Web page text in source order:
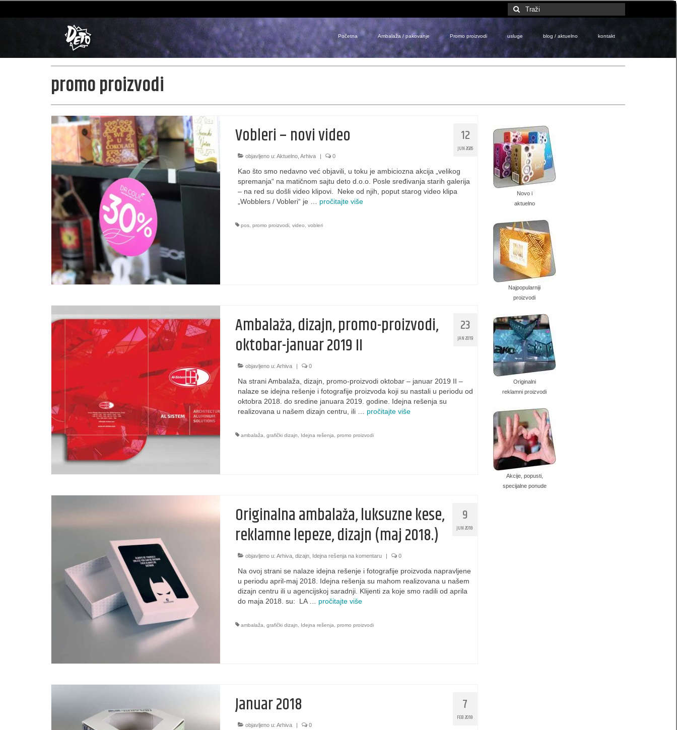
Search
for:
Početna Ambalaža / pakovanje Promo proizvodi usluge blog / aktuelno kontakt
promo proizvodi
12
JUN 2026
Vobleri – novi video
objavljeno u: Aktuelno, Arhiva | 0
Kao što smo nedavno već objavili, u toku je ambiciozna akcija „velikog
spremanja“ na matičnom sajtu deto d.o.o. Posle sređivanja starih galerija
– na red su došli video klipovi. Neke od njih, poput starog video klipa
„Wobblers / Vobleri“ je … pročitajte više
pos, promo proizvodi, video vobleri
23
JAN 2019
Ambalaža, dizajn, promo-proizvodi,
oktobar-januar 2019 II
objavljeno u: Arhiva | 0
Na strani Ambalaža, dizajn, promo-proizvodi oktobar – januar 2019 II –
nalaze se idejna rešenje i fotografije proizvoda koji su nastali u periodu od
oktobra 2018. do sredine januara 2019. godine. Idejna rešenja su
realizovana u našem dizajn centru, ili … pročitajte više
ambalaža grafički dizajn Idejna rešenja promo proizvodi
9
JUN 2018
Originalna ambalaža, luksuzne kese,
reklamne lepeze, dizajn (maj 2018.)
objavljeno u: Arhiva, dizajn, Idejna rešenja na komentaru | 0
Na ovoj strani se nalaze idejna rešenje i fotografije proizvoda napravljene
u periodu april-maj 2018. Idejna rešenja su mahom realizovana u našem
dizajn centru ili u agencijskoj saradnji. Klijenti za koje smo radili od aprila
do maja 2018. su: LA … pročitajte više
ambalaža grafički dizajn Idejna rešenja promo proizvodi
7
FEB 2018
Januar 2018
objavljeno u: Arhiva 0
Novo i
aktuelno
Najpopularniji
proizvodi
Originalni
reklamni proizvodi
Akcije, popusti,
specijalne ponude